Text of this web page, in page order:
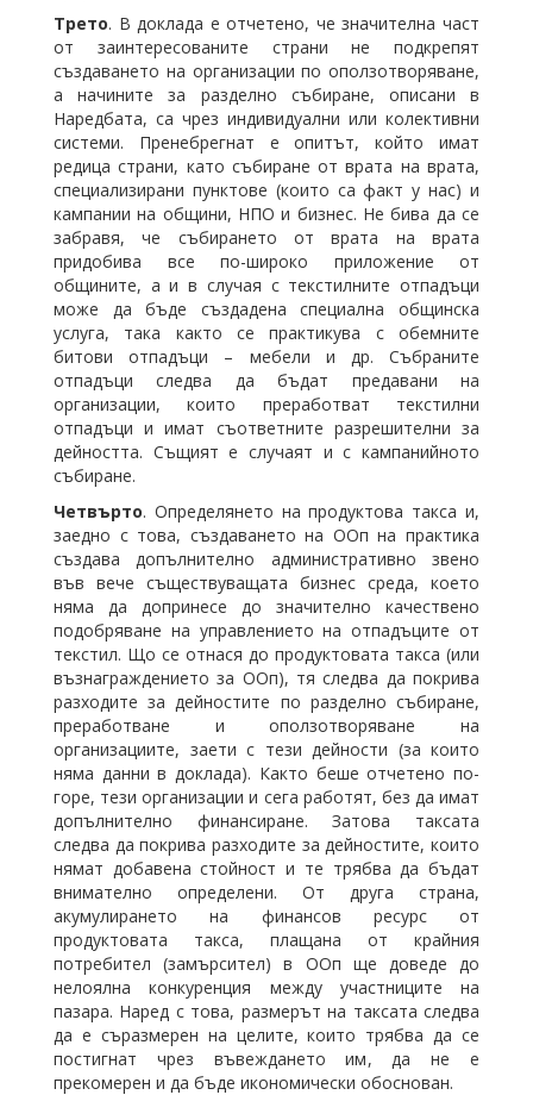
Трето. В доклада е отчетено, че значителна част
от заинтересованите страни не подкрепят
създаването на организации по оползотворяване,
а начините за разделно събиране, описани в
Наредбата, са чрез индивидуални или колективни
системи. Пренебрегнат е опитът, който имат
редица страни, като събиране от врата на врата,
специализирани пунктове (които са факт у нас) и
кампании на общини, НПО и бизнес. Не бива да се
забравя, че събирането от врата на врата
придобива все по-широко приложение от
общините, а и в случая с текстилните отпадъци
може да бъде създадена специална общинска
услуга, така както се практикува с обемните
битови отпадъци – мебели и др. Събраните
отпадъци следва да бъдат предавани на
организации, които преработват текстилни
отпадъци и имат съответните разрешителни за
дейността. Същият е случаят и с кампанийното
събиране.
Четвърто. Определянето на продуктова такса и,
заедно с това, създаването на ООп на практика
създава допълнително административно звено
във вече съществуващата бизнес среда, което
няма да допринесе до значително качествено
подобряване на управлението на отпадъците от
текстил. Що се отнася до продуктовата такса (или
възнаграждението за ООп), тя следва да покрива
разходите за дейностите по разделно събиране,
преработване и оползотворяване на
организациите, заети с тези дейности (за които
няма данни в доклада). Както беше отчетено по-
горе, тези организации и сега работят, без да имат
допълнително финансиране. Затова таксата
следва да покрива разходите за дейностите, които
нямат добавена стойност и те трябва да бъдат
внимателно определени. От друга страна,
акумулирането на финансов ресурс от
продуктовата такса, плащана от крайния
потребител (замърсител) в ООп ще доведе до
нелоялна конкуренция между участниците на
пазара. Наред с това, размерът на таксата следва
да е съразмерен на целите, които трябва да се
постигнат чрез въвеждането им, да не е
прекомерен и да бъде икономически обоснован.